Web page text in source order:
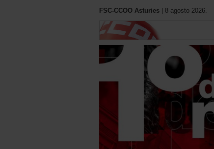
FSC-CCOO Asturies | 8 agosto 2026.